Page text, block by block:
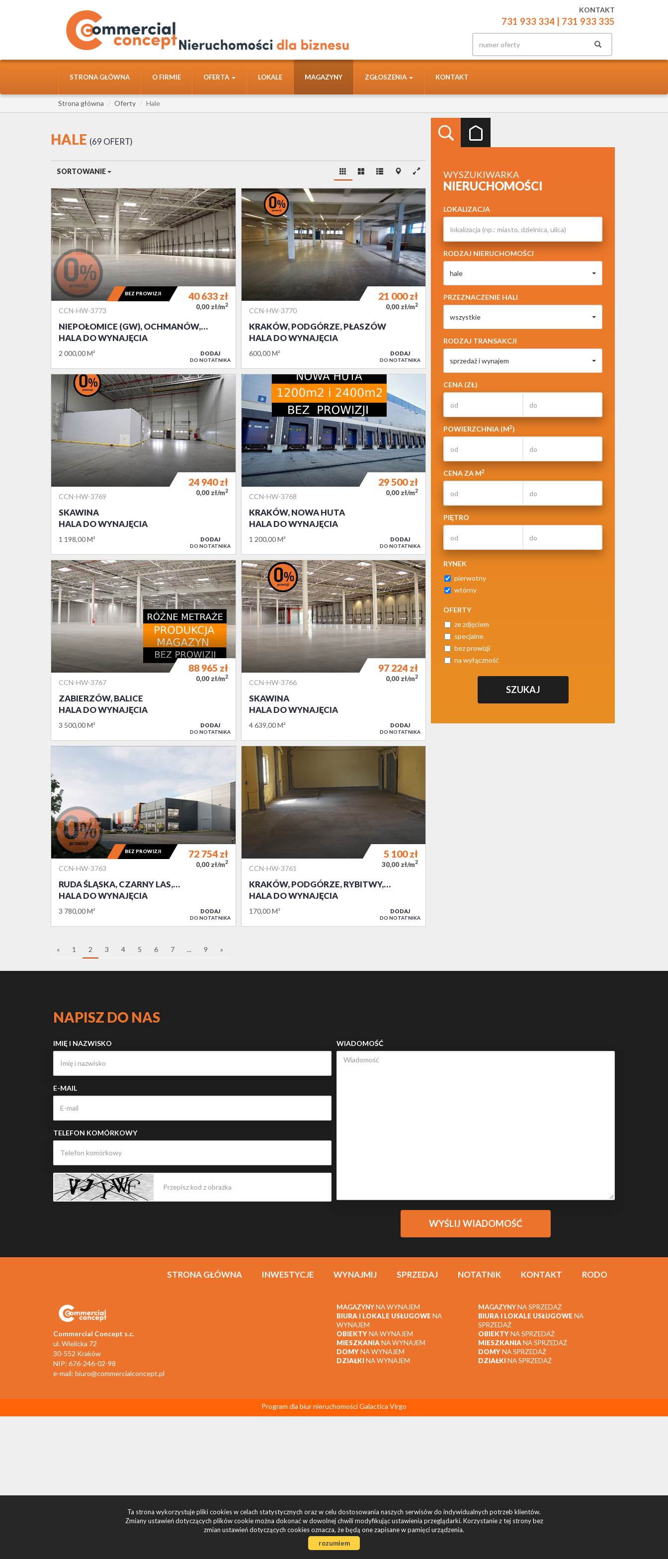
KONTAKT
731 933 334 | 731 933 335
STRONA GŁÓWNA O FIRMIE OFERTA LOKALE MAGAZYNY ZGŁOSZENIA KONTAKT
Strona główna Oferty Hale
WYSZUKIWARKA
NIERUCHOMOŚCI
LOKALIZACJA
RODZAJ NIERUCHOMOŚCI
hale
PRZEZNACZENIE HALI
wszystkie
RODZAJ TRANSAKCJI
sprzedaż i wynajem
CENA (ZŁ)
POWIERZCHNIA (M2)
CENA ZA M2
PIĘTRO
RYNEK
pierwotny
wtórny
OFERTY
ze zdjęciem
specjalne
bez prowizji
na wyłączność
HALE 69 OFERT
SORTOWANIE
CCN-HW-3773
NIEPOŁOMICE (GW), OCHMANÓW,…
HALA DO WYNAJĘCIA
2 000,00 M²
40 633 zł
0,00 zł/m2
BEZ PROWIZJI
DODAJ
DO NOTATNIKA
CCN-HW-3770
KRAKÓW, PODGÓRZE, PŁASZÓW
HALA DO WYNAJĘCIA
600,00 M²
21 000zł
0,00 zł/m2
DODAJ
DO NOTATNIKA
CCN-HW-3769
SKAWINA
HALA DO WYNAJĘCIA
1 198,00 M²
24 940zł
0,00 zł/m2
DODAJ
DO NOTATNIKA
CCN-HW-3768
KRAKÓW, NOWA HUTA
HALA DO WYNAJĘCIA
1 200,00 M²
29 500zł
0,00 zł/m2
DODAJ
DO NOTATNIKA
CCN-HW-3767
ZABIERZÓW, BALICE
HALA DO WYNAJĘCIA
3 500,00 M²
88 965 zł
0,00 zł/m2
DODAJ
DO NOTATNIKA
CCN-HW-3766
SKAWINA
HALA DO WYNAJĘCIA
4 639,00 M²
97 224 zł
0,00 zł/m2
DODAJ
DO NOTATNIKA
CCN-HW-3763
RUDA ŚLĄSKA, CZARNY LAS,…
HALA DO WYNAJĘCIA
3 780,00 M²
72 754 zł
0,00 zł/m2
BEZ PROWIZJI
DODAJ
DO NOTATNIKA
CCN-HW-3761
KRAKÓW, PODGÓRZE, RYBITWY,…
HALA DO WYNAJĘCIA
170,00 M²
5 100zł
30,00 zł/m2
DODAJ
DO NOTATNIKA
« 1 2 3 4 5 6 7 ... 9 »
NAPISZ DO NAS
IMIĘ I NAZWISKO
E-MAIL
TELEFON KOMÓRKOWY
WIADOMOŚĆ
STRONA GŁÓWNA INWESTYCJE WYNAJMIJ SPRZEDAJ NOTATNIK KONTAKT RODO
Commercial Concept s.c.
ul. Wielicka 72
30-552 Kraków
NIP: 676-246-02-98
e-mail: biuro@commercialconcept.pl
MAGAZYNYNA WYNAJEM
BIURA I LOKALE USŁUGOWE NA
WYNAJEM
OBIEKTYNA WYNAJEM
MIESZKANIANA WYNAJEM
DOMYNA WYNAJEM
DZIAŁKINA WYNAJEM
MAGAZYNYNA SPRZEDAŻ
BIURA I LOKALE USŁUGOWE NA
SPRZEDAŻ
OBIEKTYNA SPRZEDAŻ
MIESZKANIANA SPRZEDAŻ
DOMYNA SPRZEDAŻ
DZIAŁKINA SPRZEDAŻ
Program dla biur nieruchomościGalactica Virgo
Ta strona wykorzystuje pliki cookies w celach statystycznych oraz w celu dostosowania naszych serwisów do indywidualnych potrzeb klientów.
Zmiany ustawień dotyczących plików cookie można dokonać w dowolnej chwili modyfikując ustawienia przeglądarki. Korzystanie z tej strony bez
zmian ustawień dotyczących cookies oznacza, że będą one zapisane w pamięci urządzenia.
rozumiem